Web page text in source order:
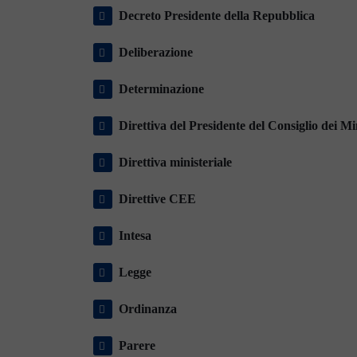
Decreto Presidente della Repubblica
Deliberazione
Determinazione
Direttiva del Presidente del Consiglio dei
Direttiva ministeriale
Direttive CEE
Intesa
Legge
Ordinanza
Parere